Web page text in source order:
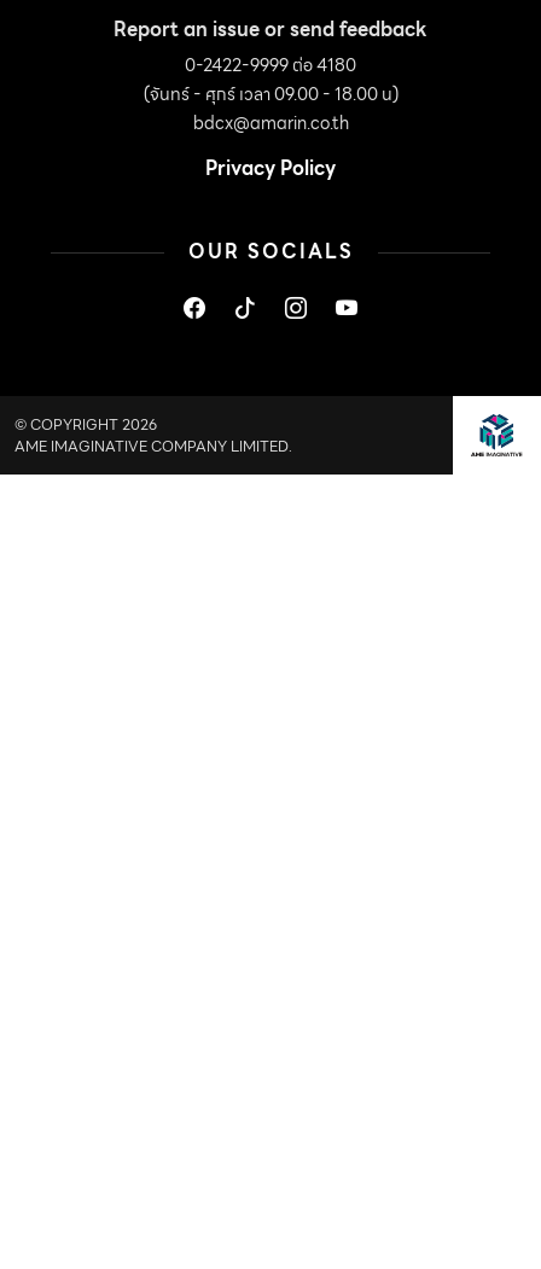
Report an issue or send feedback
0-2422-9999 ต่อ 4180
(จันทร์ - ศุกร์ เวลา 09.00 - 18.00 น)
bdcx@amarin.co.th
Privacy Policy
OUR SOCIALS
© COPYRIGHT 2026
AME IMAGINATIVE COMPANY LIMITED.